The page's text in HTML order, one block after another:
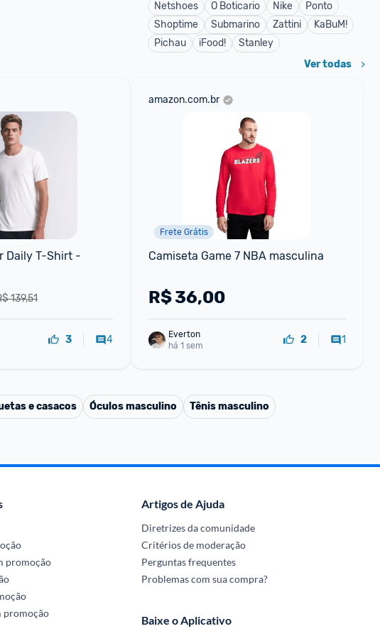
Netshoes
O Boticario Nike
Ponto
Shoptime
Submarino Zattini
KaBuM!
Pichau
iFood! Stanley
Ver todas
Daily T-Shirt -
139,51
3 4
amazon.com.br
Frete Grátis
Camiseta Game 7 NBA masculina
R$36,00
Everton
há 1 sem
2 1
e casacos Óculos masculino Tênis masculino
promoção
promoção
Artigos de Ajuda
Diretrizes da comunidade
Critérios de moderação
Perguntas frequentes
Problemas com sua compra?
Baixe o Aplicativo